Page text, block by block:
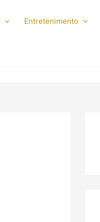
Entretenimento